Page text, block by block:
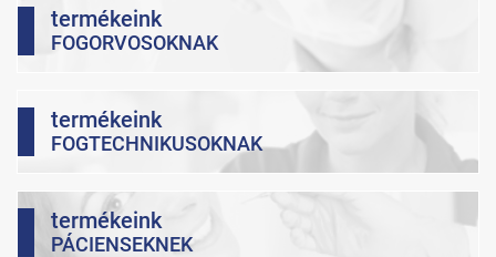
termékeink
FOGORVOSOKNAK
termékeink
FOGTECHNIKUSOKNAK
termékeink
PÁCIENSEKNEK